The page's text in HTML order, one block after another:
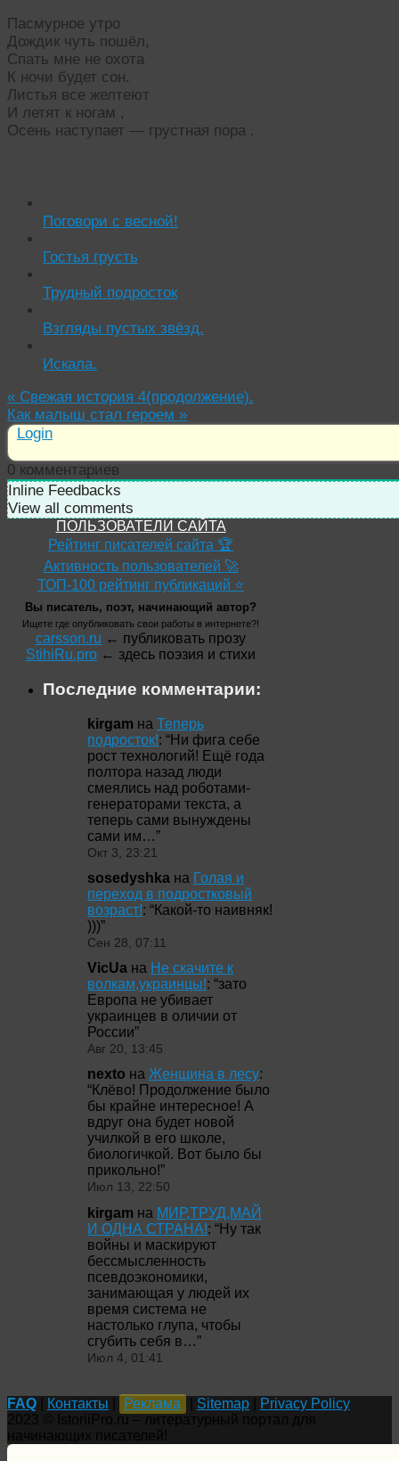
Пасмурное утро
Дождик чуть пошёл,
Спать мне не охота
К ночи будет сон.
Листья все желтеют
И летят к ногам ,
Осень наступает — грустная пора .
Поговори с весной!
Гостья грусть
Трудный подросток
Взгляды пустых звёзд.
Искала.
« Свежая история 4(продолжение).
Как малыш стал героем »
Login
0 комментариев
Inline Feedbacks
View all comments
ПОЛЬЗОВАТЕЛИ САЙТА
Рейтинг писателей сайта 🏆
Активность пользователей 🚀
ТОП-100 рейтинг публикаций ⭐
Вы писатель, поэт, начинающий автор?
Ищете где опубликовать свои работы в интернете?!
carsson.ru ← публиковать прозу
StihiRu.pro ← здесь поэзия и стихи
Последние комментарии:
kirgam на Теперь
подросток!: “Ни фига себе
рост технологий! Ещё года
полтора назад люди
смеялись над роботами-
генераторами текста, а
теперь сами вынуждены
сами им…”
Окт 3, 23:21
sosedyshka на Голая и
переход в подростковый
возраст!: “Какой-то наивняк!
)))”
Сен 28, 07:11
VicUa на Не скачите к
волкам,украинцы!: “зато
Европа не убивает
украинцев в оличии от
России”
Авг 20, 13:45
nexto на Женщина в лесу:
“Клёво! Продолжение было
бы крайне интересное! А
вдруг она будет новой
училкой в его школе,
биологичкой. Вот было бы
прикольно!”
Июл 13, 22:50
kirgam на МИР,ТРУД,МАЙ
И ОДНА СТРАНА!: “Ну так
войны и маскируют
бессмысленность
псевдоэкономики,
занимающая у людей их
время система не
настолько глупа, чтобы
сгубить себя в…”
Июл 4, 01:41
FAQ Контакты Реклама Sitemap
Privacy Policy